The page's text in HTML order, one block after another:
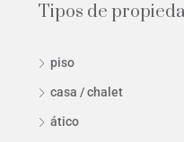
Tipos de
piso
casa / chalet
ático